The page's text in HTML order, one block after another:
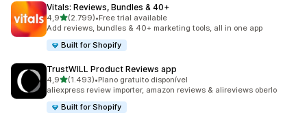
Vitals: Reviews, Bundles & 40+
4,9de 5 estrelas
(2.799)
2799 total de avaliações
•Free trial available
Add reviews, bundles & 40+ marketing tools, all in one app
Built for Shopify
TrustWILL Product Reviews app
4,9de 5 estrelas
(1.493)
1493 total de avaliações
•Plano gratuito disponível
aliexpress review importer, amazon reviews & alireviews oberlo
Built for Shopify